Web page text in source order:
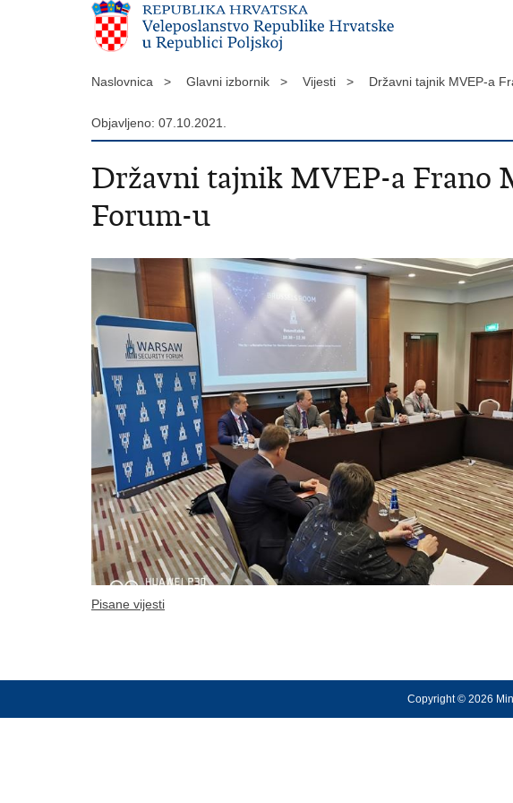
Naslovnica > Glavni izbornik > Vijesti > Državni tajnik MVEP-a
Objavljeno: 07.10.2021.
Državni tajnik MVEP-a Frano
Forum-u
Pisane vijesti
Copyright © 2026